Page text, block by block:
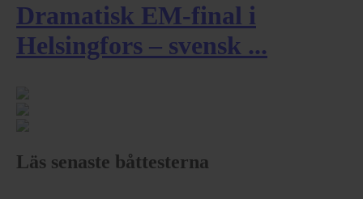
Dramatisk EM-final i
Helsingfors – svensk ...
Läs senaste båttesterna